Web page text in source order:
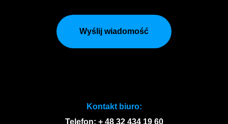
Wyślij wiadomość
Kontakt biuro:
Telefon: + 48 32 434 19 60